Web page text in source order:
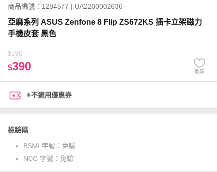
商品編號：1284577 | UA2200002636
亞麻系列 ASUS Zenfone 8 Flip ZS672KS 插卡立架磁力
手機皮套 黑色
$590
$390 收藏
※不適用優惠券
檢驗碼
BSMI 字號： 免驗
NCC 字號： 免驗